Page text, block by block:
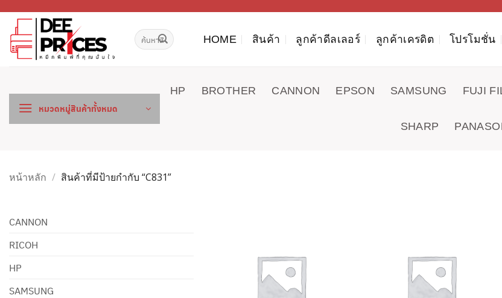
เนื้อหา
ค้นหา: HOME สินค้า ลูกค้าดีลเลอร์ ลูกค้าเครดิต โปรโมชั่น
หมวดหมู่สินค้าทั้งหมด
HP BROTHER CANNON EPSON SAMSUNG FUJI
SHARP
หน้าหลัก / สินค้าที่มีป้ายกำกับ “C831”
CANNON
RICOH
HP
SAMSUNG